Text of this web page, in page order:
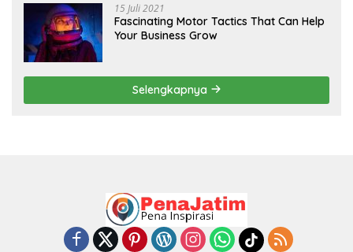
15 Juli 2021
Fascinating Motor Tactics That Can Help
Your Business Grow
Selengkapnya